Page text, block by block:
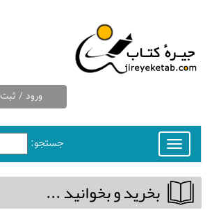
ورود /
جستجو:
Toggle
navigation
بخريد و بخوانيد ...